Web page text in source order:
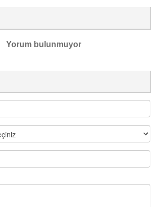
Yorum bulunmuyor